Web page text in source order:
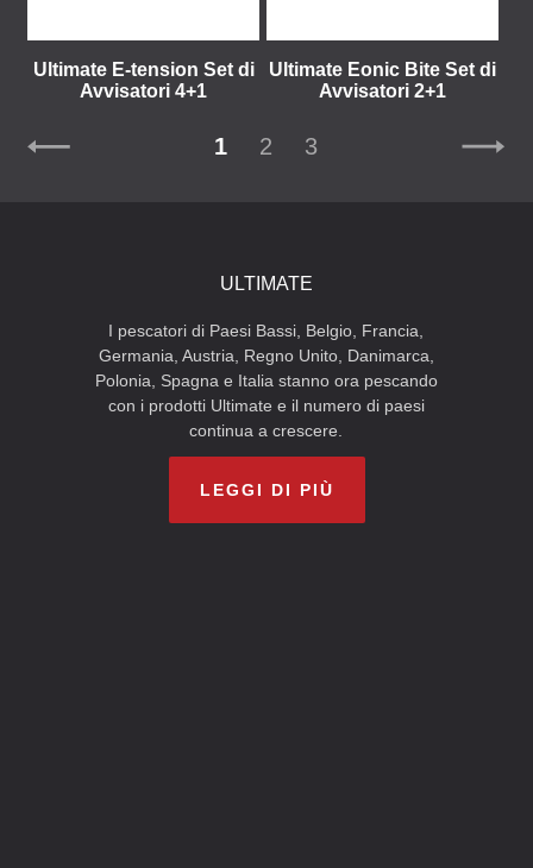
Ultimate E-tension Set di
Avvisatori 4+1
Ultimate Eonic Bite Set di
Avvisatori 2+1
1 2 3
ULTIMATE
I pescatori di Paesi Bassi, Belgio, Francia,
Germania, Austria, Regno Unito, Danimarca,
Polonia, Spagna e Italia stanno ora pescando
con i prodotti Ultimate e il numero di paesi
continua a crescere.
LEGGI DI PIÙ